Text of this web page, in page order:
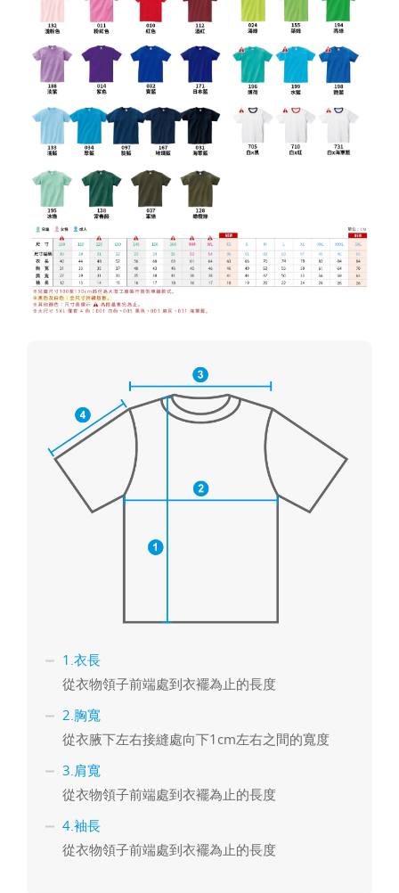
1.衣長
從衣物領子前端處到衣襬為止的長度
2.胸寬
從衣腋下左右接縫處向下1cm左右之間的寬度
3.肩寬
從衣物領子前端處到衣襬為止的長度
4.袖長
從衣物領子前端處到衣襬為止的長度